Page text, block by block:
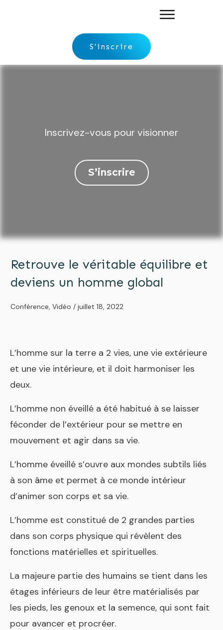
S'inscrire
Inscrivez-vous pour visionner
S’inscrire
Retrouve le véritable équilibre et
deviens un homme global
Conférence, Vidéo / juillet 18, 2022
L’homme sur la terre a 2 vies, une vie extérieure
et une vie intérieure, et il doit harmoniser les
deux.
L’homme non éveillé a été habitué à se laisser
féconder de l’extérieur pour se mettre en
mouvement et agir dans sa vie.
L’homme éveillé s’ouvre aux mondes subtils liés
à son âme et permet à ce monde intérieur
d’animer son corps et sa vie.
L’homme est constitué de 2 grandes parties
dans son corps physique qui révèlent des
fonctions matérielles et spirituelles.
La majeure partie des humains se tient dans les
étages inférieurs de leur être matérialisés par
les pieds, les genoux et la semence, qui sont fait
pour avancer et procréer.